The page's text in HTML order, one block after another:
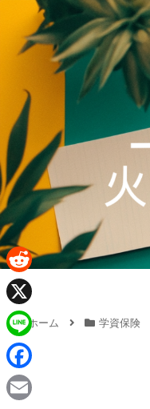
ホーム 学資保険
R
e
d
d
i
X
L
n
F